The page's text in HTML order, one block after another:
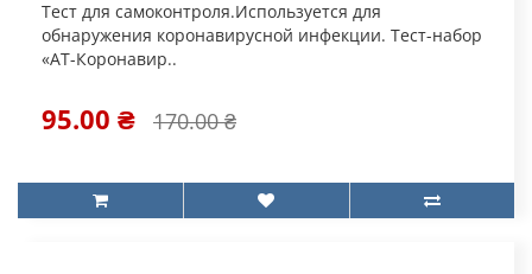
Тест для самоконтроля.Используется для
обнаружения коронавирусной инфекции. Тест-набор
«АТ-Коронавир..
95.00 ₴ 170.00 ₴